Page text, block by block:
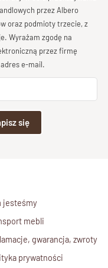
uroku,
wystroju wnętrz.
detalom, witryna
wnętrzami
przez Albero
oraz podmioty trzecie, z
Wyrażam zgodę na
przez firmę
e-mail.
się
jesteśmy
mebli
gwarancja, zwroty
prywatności